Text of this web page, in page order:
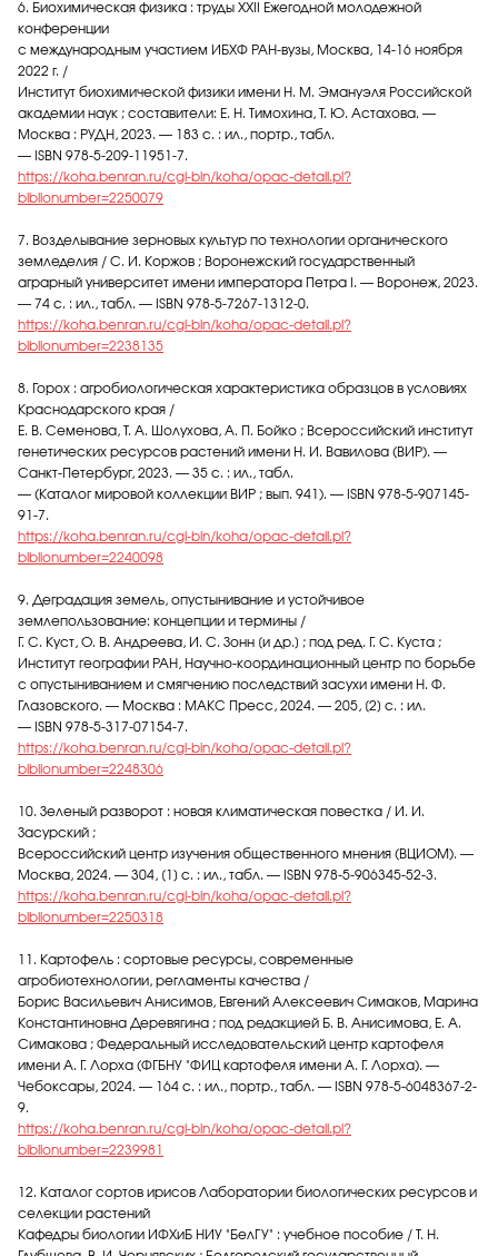
6. Биохимическая физика : труды XXII Ежегодной молодежной
конференции
с международным участием ИБХФ РАН-вузы, Москва, 14-16 ноября
2022 г. /
Институт биохимической физики имени Н. М. Эмануэля Российской
академии наук ; составители: Е. Н. Тимохина, Т. Ю. Астахова. —
Москва : РУДН, 2023. — 183 с. : ил., портр., табл.
— ISBN 978-5-209-11951-7.
https://koha.benran.ru/cgi-bin/koha/opac-detail.pl?
biblionumber=2250079
7. Возделывание зерновых культур по технологии органического
земледелия / С. И. Коржов ; Воронежский государственный
аграрный университет имени императора Петра I. — Воронеж, 2023.
— 74 с. : ил., табл. — ISBN 978-5-7267-1312-0.
https://koha.benran.ru/cgi-bin/koha/opac-detail.pl?
biblionumber=2238135
8. Горох : агробиологическая характеристика образцов в условиях
Краснодарского края /
Е. В. Семенова, Т. А. Шолухова, А. П. Бойко ; Всероссийский институт
генетических ресурсов растений имени Н. И. Вавилова (ВИР). —
Санкт-Петербург, 2023. — 35 с. : ил., табл.
— (Каталог мировой коллекции ВИР ; вып. 941). — ISBN 978-5-907145-
91-7.
https://koha.benran.ru/cgi-bin/koha/opac-detail.pl?
biblionumber=2240098
9. Деградация земель, опустынивание и устойчивое
землепользование: концепции и термины /
Г. С. Куст, О. В. Андреева, И. С. Зонн [и др.] ; под ред. Г. С. Куста ;
Институт географии РАН, Научно-координационный центр по борьбе
с опустыниванием и смягчению последствий засухи имени Н. Ф.
Глазовского. — Москва : МАКС Пресс, 2024. — 205, [2] с. : ил.
— ISBN 978-5-317-07154-7.
https://koha.benran.ru/cgi-bin/koha/opac-detail.pl?
biblionumber=2248306
10. Зеленый разворот : новая климатическая повестка / И. И.
Засурский ;
Всероссийский центр изучения общественного мнения (ВЦИОМ). —
Москва, 2024. — 304, [1] с. : ил., табл. — ISBN 978-5-906345-52-3.
https://koha.benran.ru/cgi-bin/koha/opac-detail.pl?
biblionumber=2250318
11. Картофель : сортовые ресурсы, современные
агробиотехнологии, регламенты качества /
Борис Васильевич Анисимов, Евгений Алексеевич Симаков, Марина
Константиновна Деревягина ; под редакцией Б. В. Анисимова, Е. А.
Симакова ; Федеральный исследовательский центр картофеля
имени А. Г. Лорха (ФГБНУ "ФИЦ картофеля имени А. Г. Лорха). —
Чебоксары, 2024. — 164 с. : ил., портр., табл. — ISBN 978-5-6048367-2-
9.
https://koha.benran.ru/cgi-bin/koha/opac-detail.pl?
biblionumber=2239981
12. Каталог сортов ирисов Лаборатории биологических ресурсов и
селекции растений
Кафедры биологии ИФХиБ НИУ "БелГУ" : учебное пособие / Т. Н.